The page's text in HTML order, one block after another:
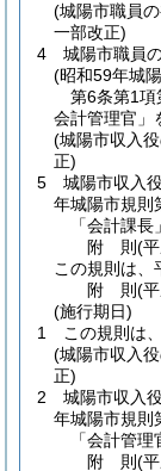
(城陽市職員
一部改正)
4
城陽市職員
(昭和59年城
第6条第1項
会計管理官」
(城陽市収入
正)
5
城陽市収入
年城陽市規則
「会計課
附 則(
この規則は、
附 則(
(施行期日)
1
この規則は
(城陽市収入
正)
2
城陽市収入
年城陽市規則
「会計管
附 則(